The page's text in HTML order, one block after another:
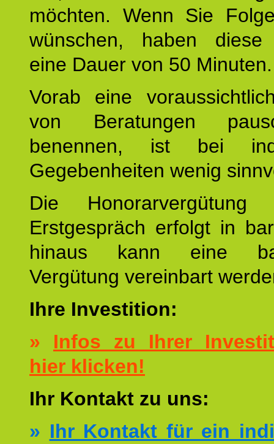
möchten. Wenn Sie
wünschen, haben diese
eine Dauer von 50 Minuten.
Vorab eine
von Beratungen
benennen, ist bei
Gegebenheiten wenig
Die
Erstgespräch erfolgt in
hinaus kann eine
Vergütung vereinbart
Ihre Investition:
» Infos zu Ihrer
hier klicken!
Ihr Kontakt zu uns:
» Ihr Kontakt für ein